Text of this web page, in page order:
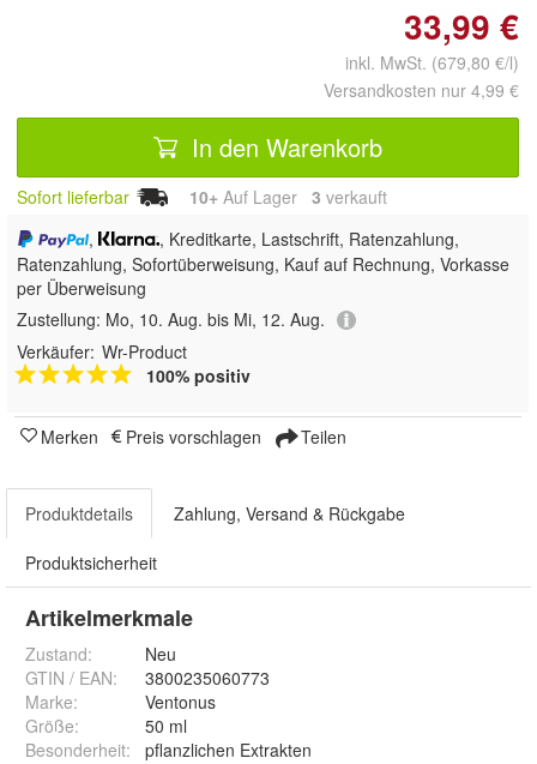
33,99 €
inkl. MwSt. (679,80 €/l)
Versandkosten nur 4,99 €
In den Warenkorb
Sofort lieferbar 10+ Auf Lager 3 verkauft
,
, Kreditkarte, Lastschrift, Ratenzahlung,
Ratenzahlung, Sofortüberweisung, Kauf auf Rechnung, Vorkasse
per Überweisung
Zustellung: Mo, 10. Aug. bis Mi, 12. Aug.
Verkäufer: Wr-Product
100% positiv
Merken Preis vorschlagen Teilen
Produktdetails Zahlung, Versand & Rückgabe
Produktsicherheit
Artikelmerkmale
Zustand:
Neu
GTIN / EAN:
3800235060773
Marke:
Ventonus
Größe:
50 ml
Besonderheit: pflanzlichen Extrakten